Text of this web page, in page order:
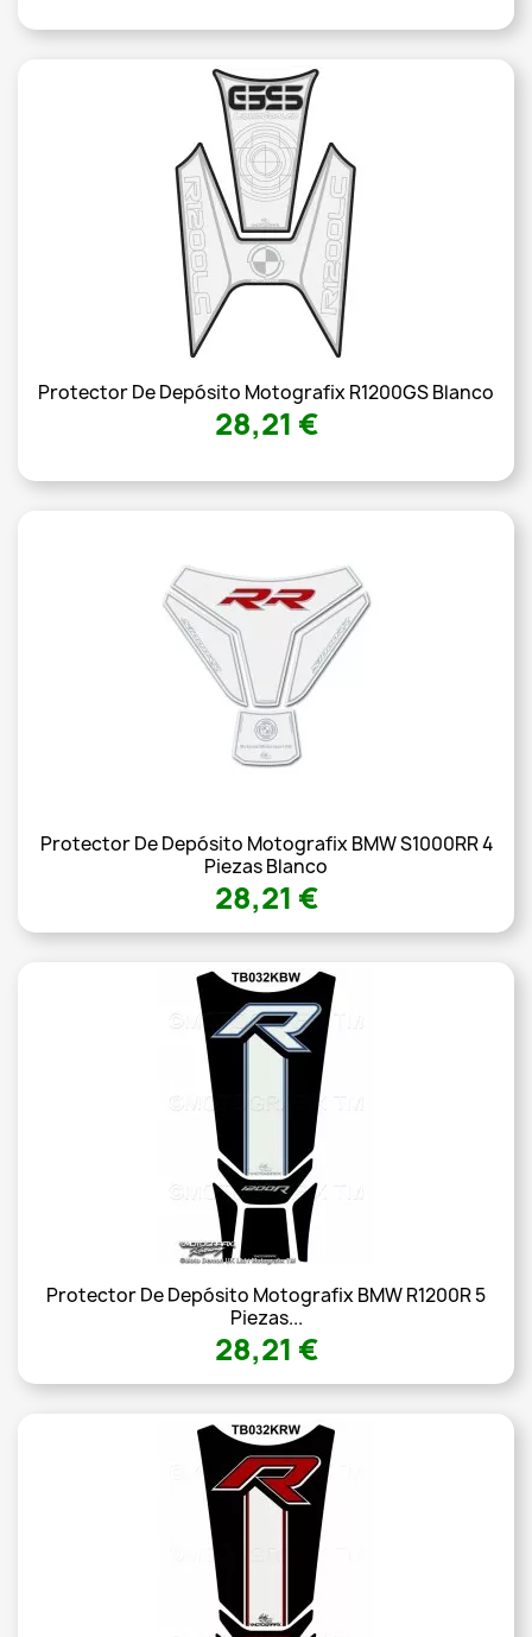
Protector De Depósito Motografix R1200GS Blanco
28,21 €
Protector De Depósito Motografix BMW S1000RR 4
Piezas Blanco
28,21 €
Protector De Depósito Motografix BMW R1200R 5
Piezas...
28,21 €